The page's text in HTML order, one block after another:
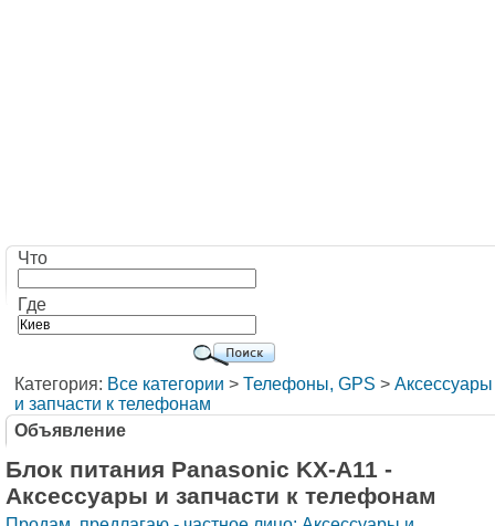
Что
Где
Категория: Все категории > Телефоны, GPS > Аксессуары
и запчасти к телефонам
Объявление
Блок питания Panasonic KX-A11 -
Аксессуары и запчасти к телефонам